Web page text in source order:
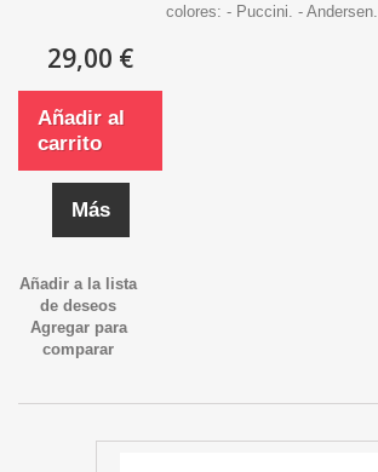
colores: - Puccini. - Andersen.
29,00 €
Añadir al
carrito
Más
Añadir a la lista
de deseos
Agregar para
comparar